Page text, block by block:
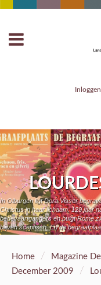
In Olburgen ligt Dora Visser
Christus in haar lichaam. 129 jaar
bedevaartgangers en buigt Rome
blijven sceptisch. En de
Home / Magazine
December 2009 /